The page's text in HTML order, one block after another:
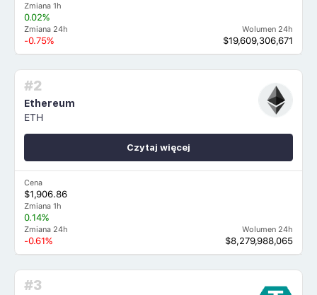
Zmiana 1h
0.02%
Zmiana 24h
-0.75%
Wolumen 24h
$19,609,306,671
#2
Ethereum
ETH
Cena
$1,906.86
Zmiana 1h
0.14%
Zmiana 24h
-0.61%
Wolumen 24h
$8,279,988,065
Czytaj więcej
#3